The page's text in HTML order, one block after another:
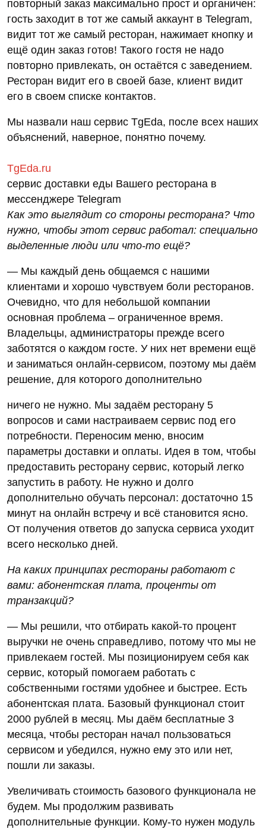
повторный заказ максимально прост и органичен:
гость заходит в тот же самый аккаунт в Telegram,
видит тот же самый ресторан, нажимает кнопку и
ещё один заказ готов! Такого гостя не надо
повторно привлекать, он остаётся с заведением.
Ресторан видит его в своей базе, клиент видит
его в своем списке контактов.
Мы назвали наш сервис TgEda, после всех наших
объяснений, наверное, понятно почему.
TgEda.ru
cервис доставки еды Вашего ресторана в
мессенджере Telegram
Как это выглядит со стороны ресторана? Что
нужно, чтобы этот сервис работал: специально
выделенные люди или что-то ещё?
— Мы каждый день общаемся с нашими
клиентами и хорошо чувствуем боли ресторанов.
Очевидно, что для небольшой компании
основная проблема – ограниченное время.
Владельцы, администраторы прежде всего
заботятся о каждом госте. У них нет времени ещё
и заниматься онлайн-сервисом, поэтому мы даём
решение, для которого дополнительно
ничего не нужно. Мы задаём ресторану 5
вопросов и сами настраиваем сервис под его
потребности. Переносим меню, вносим
параметры доставки и оплаты. Идея в том, чтобы
предоставить ресторану сервис, который легко
запустить в работу. Не нужно и долго
дополнительно обучать персонал: достаточно 15
минут на онлайн встречу и всё становится ясно.
От получения ответов до запуска сервиса уходит
всего несколько дней.
На каких принципах рестораны работают с
вами: абонентская плата, проценты от
транзакций?
— Мы решили, что отбирать какой-то процент
выручки не очень справедливо, потому что мы не
привлекаем гостей. Мы позиционируем себя как
сервис, который помогаем работать с
собственными гостями удобнее и быстрее. Есть
абонентская плата. Базовый функционал стоит
2000 рублей в месяц. Мы даём бесплатные 3
месяца, чтобы ресторан начал пользоваться
сервисом и убедился, нужно ему это или нет,
пошли ли заказы.
Увеличивать стоимость базового функционала не
будем. Мы продолжим развивать
дополнительные функции. Кому-то нужен модуль